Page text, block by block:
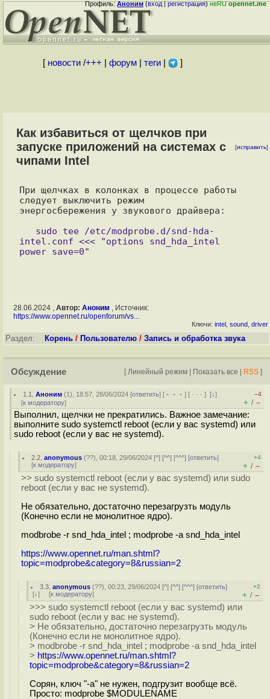
Профиль:Аноним(вход|регистрация)неRUopennet.me
[ новости/+++ форум| теги| ]
Как избавиться от щелчков при
запуске приложений на системах с
чипами Intel
[исправить]
При щелчках в колонках в процессе работы
следует выключить режим
энергосбережения у звукового драйвера:
intel.conf <<< "options snd_hda_intel
28.06.2024 , Автор: Аноним , Источник:
https://www.opennet.ru/openforum/vs...
Ключи: intel sound driver
Раздел: Корень / Пользователю / Запись и обработка звука
Обсуждение [ Линейный режим | Показать все | RSS ]
1.1 ,Аноним (1), 18:57, 28/06/2024 [ответить] [ ﹢﹢﹢] [ · · ·][↓]
[к модератору]
–4
+ / –
Выполнил, щелчки не прекратились. Важное замечание:
выполните sudo systemctl reboot (если у вас systemd) или
sudo reboot (если у вас не systemd).
2.2 ,anonymous (??), 00:18, 29/06/2024 [^] [^^] [^^^] [ответить]
[к модератору]
+4
+ / –
>> sudo systemctl reboot (если у вас systemd) или sudo
reboot (если у вас не systemd).
Не обязательно, достаточно перезагрузть модуль
(Конечно если не монолитное ядро).
modbrobe -r snd_hda_intel ; modprobe -a snd_hda_intel
https://www.opennet.ru/man.shtml?
topic=modprobe&category=8&russian=2
3.3 ,anonymous (??), 00:23, 29/06/2024 [^] [^^] [^^^] [ответить]
[↓] [к модератору]
+2
+ / –
>>> sudo systemctl reboot (если у вас systemd) или
sudo reboot (если у вас не systemd).
> Не обязательно, достаточно перезагрузть модуль
(Конечно если не монолитное ядро).
> modbrobe -r snd_hda_intel ; modprobe -a snd_hda_intel
> https://www.opennet.ru/man.shtml?
topic=modprobe&category=8&russian=2
Сорян, ключ "-a" не нужен, подгрузит вообще всё.
Просто: modprobe $MODULENAME